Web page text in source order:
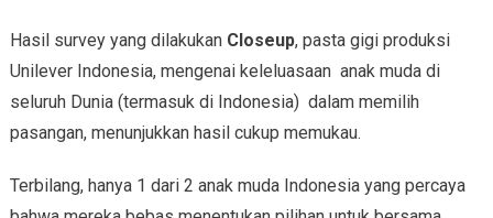
Hasil survey yang dilakukan Closeup, pasta gigi produksi
Unilever Indonesia, mengenai keleluasaan anak muda di
seluruh Dunia (termasuk di Indonesia) dalam memilih
pasangan, menunjukkan hasil cukup memukau.
Terbilang, hanya 1 dari 2 anak muda Indonesia yang percaya